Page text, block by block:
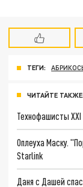
ТЕГИ:
ЧИТАЙТЕ
Технофашисты XXI
Оплеуха Маску.
Starlink
Даня с Дашей